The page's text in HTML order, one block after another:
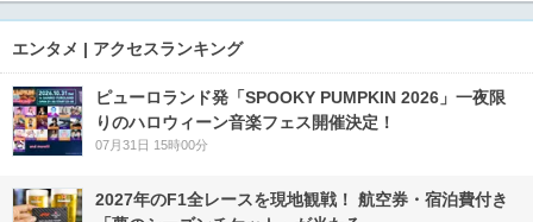
エンタメ | アクセスランキング
ピューロランド発「SPOOKY PUMPKIN 2026」一夜限
りのハロウィーン音楽フェス開催決定！
07月31日 15時00分
2027年のF1全レースを現地観戦！ 航空券・宿泊費付き